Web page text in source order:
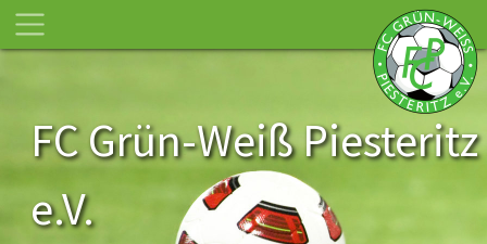
FC Grün-Weiß Piesteritz
e.V.